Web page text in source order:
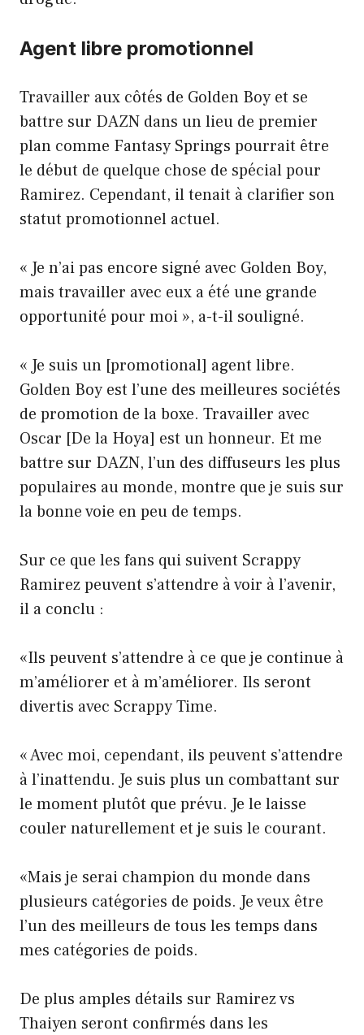
Agent libre promotionnel
Travailler aux côtés de Golden Boy et se
battre sur DAZN dans un lieu de premier
plan comme Fantasy Springs pourrait être
le début de quelque chose de spécial pour
Ramirez. Cependant, il tenait à clarifier son
statut promotionnel actuel.
« Je n’ai pas encore signé avec Golden Boy,
mais travailler avec eux a été une grande
opportunité pour moi », a-t-il souligné.
« Je suis un [promotional] agent libre.
Golden Boy est l’une des meilleures sociétés
de promotion de la boxe. Travailler avec
Oscar [De la Hoya] est un honneur. Et me
battre sur DAZN, l’un des diffuseurs les plus
populaires au monde, montre que je suis sur
la bonne voie en peu de temps.
Sur ce que les fans qui suivent Scrappy
Ramirez peuvent s’attendre à voir à l’avenir,
il a conclu :
«Ils peuvent s’attendre à ce que je continue à
m’améliorer et à m’améliorer. Ils seront
divertis avec Scrappy Time.
« Avec moi, cependant, ils peuvent s’attendre
à l’inattendu. Je suis plus un combattant sur
le moment plutôt que prévu. Je le laisse
couler naturellement et je suis le courant.
«Mais je serai champion du monde dans
plusieurs catégories de poids. Je veux être
l’un des meilleurs de tous les temps dans
mes catégories de poids.
De plus amples détails sur Ramirez vs
Thaiyen seront confirmés dans les